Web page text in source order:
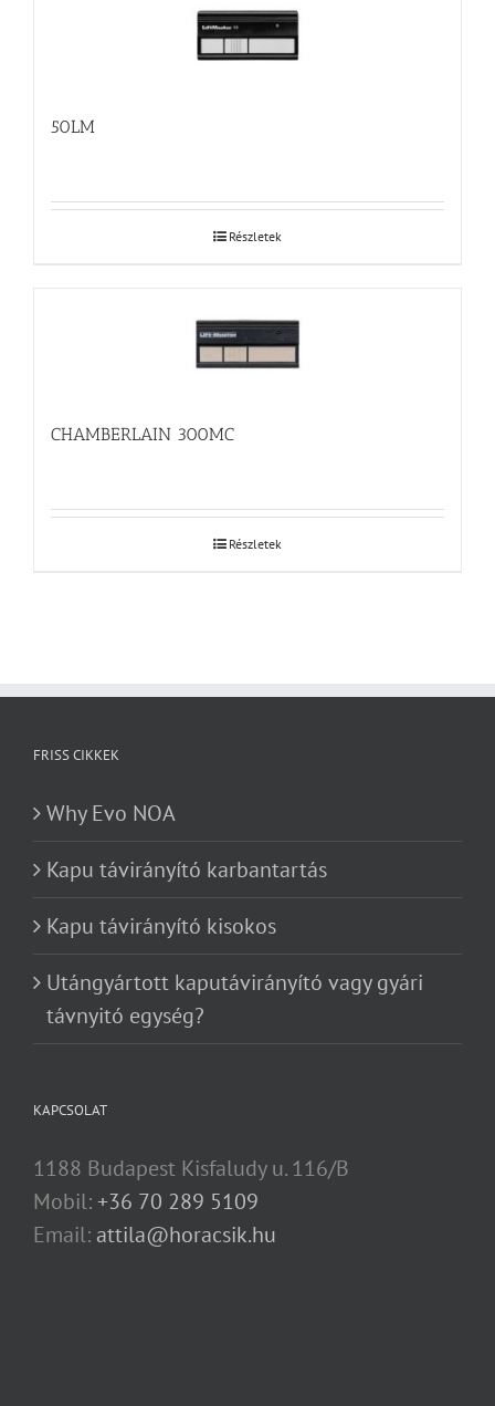
50LM
Részletek
CHAMBERLAIN 300MC
Részletek
FRISS CIKKEK
Why Evo NOA
Kapu távirányító karbantartás
Kapu távirányító kisokos
Utángyártott kaputávirányító vagy gyári
távnyitó egység?
KAPCSOLAT
1188 Budapest Kisfaludy u. 116/B
Mobil:+36 70 289 5109
Email: attila@horacsik.hu